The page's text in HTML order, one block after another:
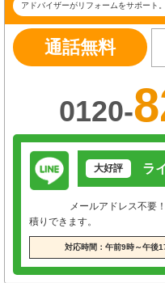
アドバイザーがリフォームをサポート
通話無料
0120-
大好評 ラ
メールアドレス不要
積りできます。
対応時間：午前9時～午後